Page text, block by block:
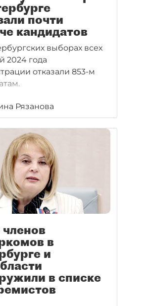
почти
кандидатов
выборах всех
2024 года
отказали 853-м
Рязанова
в
и
в списке